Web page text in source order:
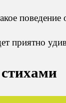
поведение
приятно